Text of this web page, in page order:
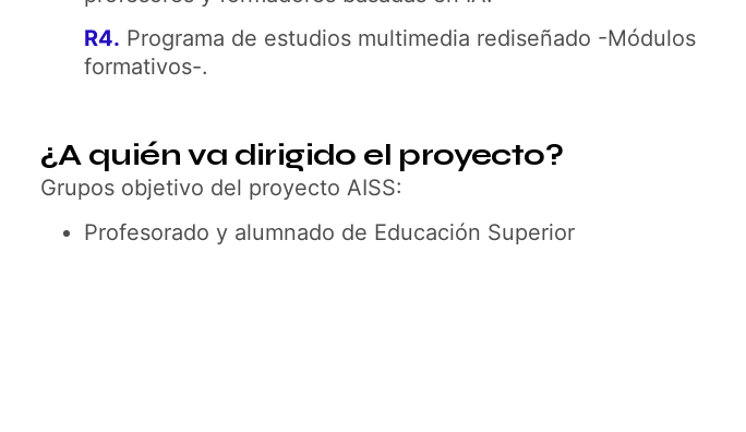
R4. Programa de estudios multimedia rediseñado -Módulos
formativos-.
¿A quién va dirigido el proyecto?
Grupos objetivo del proyecto AISS:
Profesorado y alumnado de Educación Superior